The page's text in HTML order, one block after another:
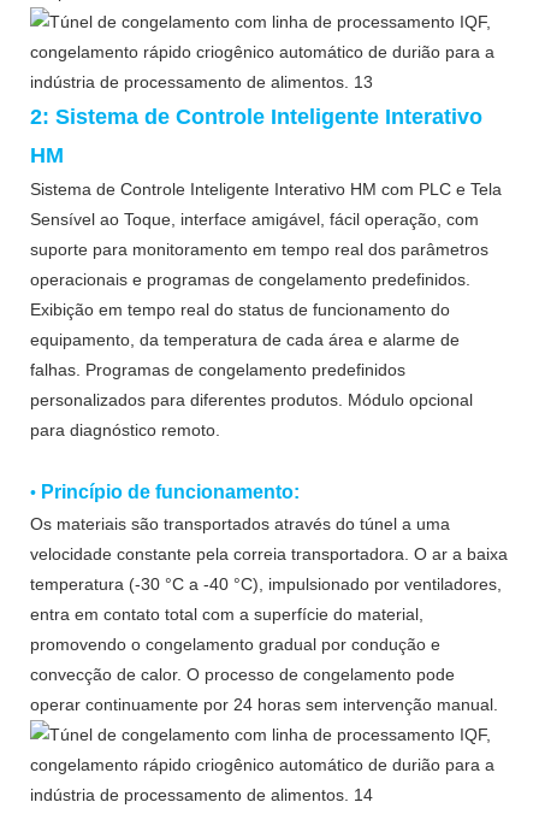
2: Sistema de Controle Inteligente Interativo
HM
Sistema de Controle Inteligente Interativo HM com PLC e Tela
Sensível ao Toque, interface amigável, fácil operação, com
suporte para monitoramento em tempo real dos parâmetros
operacionais e programas de congelamento predefinidos.
Exibição em tempo real do status de funcionamento do
equipamento, da temperatura de cada área e alarme de
falhas. Programas de congelamento predefinidos
personalizados para diferentes produtos. Módulo opcional
para diagnóstico remoto.
• Princípio de funcionamento:
Os materiais são transportados através do túnel a uma
velocidade constante pela correia transportadora. O ar a baixa
temperatura (-30 °C a -40 °C), impulsionado por ventiladores,
entra em contato total com a superfície do material,
promovendo o congelamento gradual por condução e
convecção de calor. O processo de congelamento pode
operar continuamente por 24 horas sem intervenção manual.